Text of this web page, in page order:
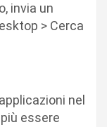
invia un
> Cerca
nel
essere